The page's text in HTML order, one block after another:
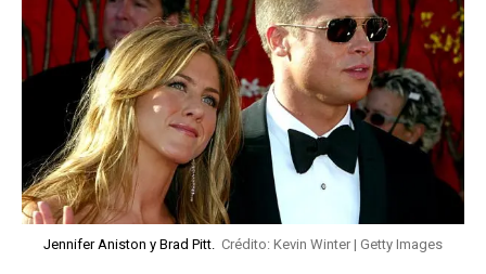
Jennifer Aniston y Brad Pitt. Crédito: Kevin Winter | Getty Images